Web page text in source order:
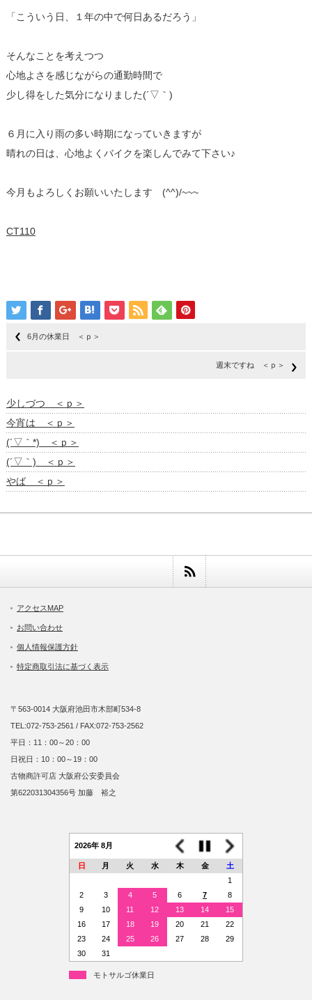
「こういう日、１年の中で何日あるだろう」
そんなことを考えつつ
心地よさを感じながらの通勤時間で
少し得をした気分になりました(´▽｀)
６月に入り雨の多い時期になっていきますが
晴れの日は、心地よくバイクを楽しんでみて下さい♪
今月もよろしくお願いいたします (^^)/~~~
CT110
6月の休業日 ＜ｐ＞
週末ですね ＜ｐ＞
少しづつ ＜ｐ＞
今宵は ＜ｐ＞
(´▽｀*) ＜ｐ＞
(´▽｀) ＜ｐ＞
やば ＜ｐ＞
アクセスMAP
お問い合わせ
個人情報保護方針
特定商取引法に基づく表示
〒563-0014 大阪府池田市木部町534-8
TEL:072-753-2561 / FAX:072-753-2562
平日：11：00～20：00
日祝日：10：00～19：00
古物商許可店 大阪府公安委員会
第622031304356号 加藤 裕之
2026年 8月
日 月 火 水 木 金
土
1
2
3 4 5 6 7
8
9
10 11 12 13 14
15
16
17 18 19 20 21
22
23
24 25 26 27 28
29
30
31
モトサルゴ休業日